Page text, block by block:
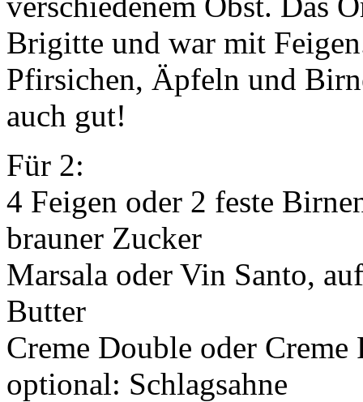
Brigitte und war mit
Pfirsichen, Äpfeln und
auch gut!
Für 2:
4 Feigen oder 2 feste
brauner Zucker
Marsala oder Vin Santo,
Butter
Creme Double oder Creme
optional: Schlagsahne